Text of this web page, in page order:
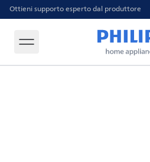
Ottieni supporto esperto dal produttore